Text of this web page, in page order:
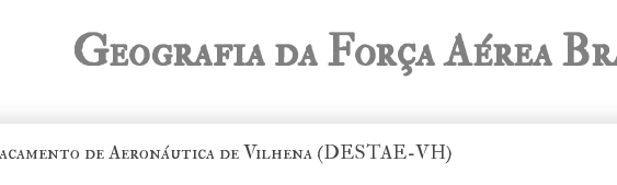
Geografia da Força Aérea
de Aeronáutica de Vilhena (DESTAE-VH)